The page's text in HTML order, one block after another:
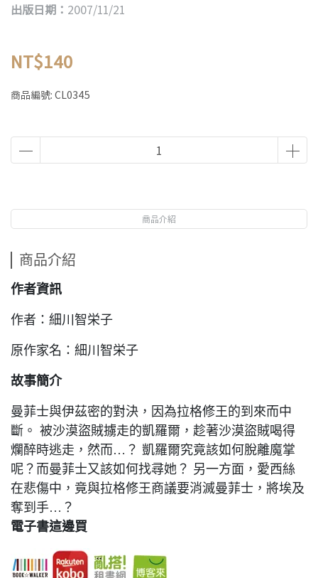
出版日期： 2007/11/21
NT$140
商品編號: CL0345
商品介紹
商品介紹
作者資訊
作者：細川智栄子
原作家名：細川智栄子
故事簡介
曼菲士與伊茲密的對決，因為拉格修王的到來而中
斷。 被沙漠盜賊擄走的凱羅爾，趁著沙漠盜賊喝得
爛醉時逃走，然而…？ 凱羅爾究竟該如何脫離魔掌
呢？而曼菲士又該如何找尋她？ 另一方面，愛西絲
在悲傷中，竟與拉格修王商議要消滅曼菲士，將埃及
奪到手…？
電子書這邊買